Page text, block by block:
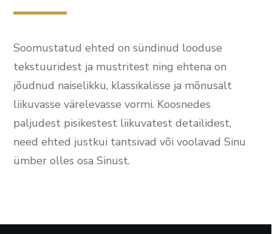
Soomustatud ehted on sündinud looduse
tekstuuridest ja mustritest ning ehtena on
jõudnud naiselikku, klassikalisse ja mõnusalt
liikuvasse värelevasse vormi. Koosnedes
paljudest pisikestest liikuvatest detailidest,
need ehted justkui tantsivad või voolavad Sinu
ümber olles osa Sinust.